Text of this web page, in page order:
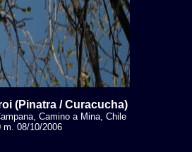
(Pinatra / Curacucha)
Camino a Mina, Chile
m. 08/10/2006